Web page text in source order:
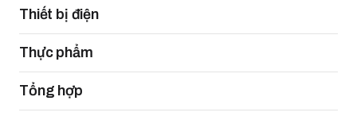
Thiết bị điện
Thực phẩm
Tổng hợp